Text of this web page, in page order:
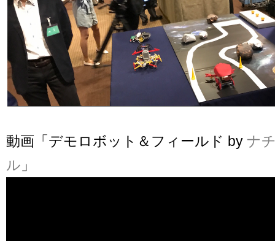
動画「デモロボット＆フィールド by ナ
ル 」